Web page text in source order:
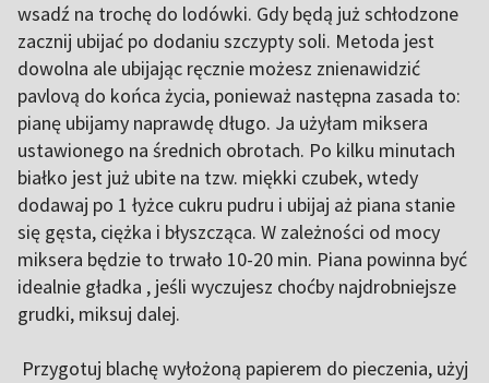
wsadź na trochę do lodówki. Gdy będą już schłodzone
zacznij ubijać po dodaniu szczypty soli. Metoda jest
dowolna ale ubijając ręcznie możesz znienawidzić
pavlovą do końca życia, ponieważ następna zasada to:
pianę ubijamy naprawdę długo. Ja użyłam miksera
ustawionego na średnich obrotach. Po kilku minutach
białko jest już ubite na tzw. miękki czubek, wtedy
dodawaj po 1 łyżce cukru pudru i ubijaj aż piana stanie
się gęsta, ciężka i błyszcząca. W zależności od mocy
miksera będzie to trwało 10-20 min. Piana powinna być
idealnie gładka , jeśli wyczujesz choćby najdrobniejsze
grudki, miksuj dalej.
Przygotuj blachę wyłożoną papierem do pieczenia, użyj